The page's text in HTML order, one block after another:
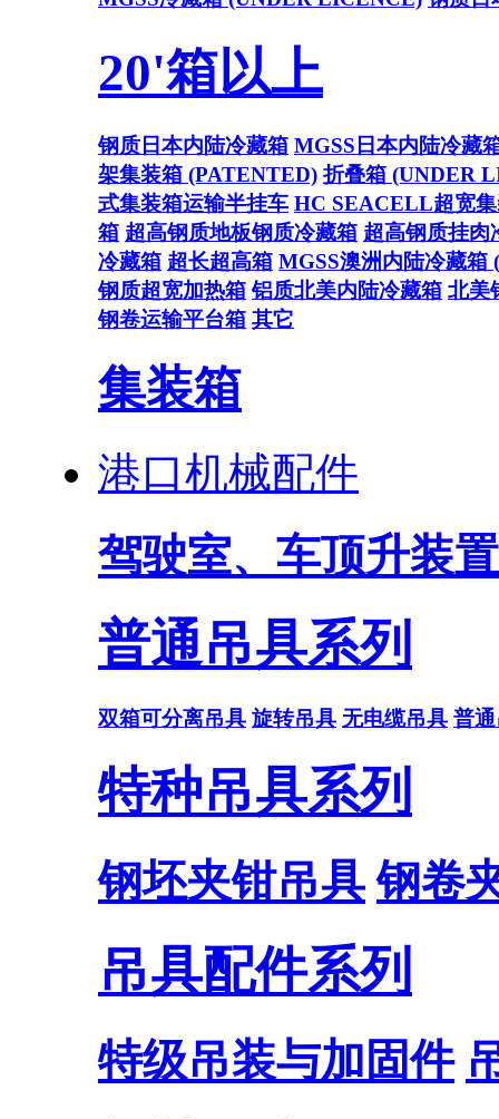
20'箱以上
钢质日本内陆冷藏箱 MGSS日本内陆冷藏
架集装箱 (PATENTED) 折叠箱 (UNDER
式集装箱运输半挂车 HC SEACELL超宽
箱 超高钢质地板钢质冷藏箱 超高钢质挂肉
冷藏箱 超长超高箱 MGSS澳洲内陆冷藏
钢质超宽加热箱 铝质北美内陆冷藏箱 北美
钢卷运输平台箱 其它
集装箱
港口机械配件
驾驶室、车顶升装置
普通吊具系列
双箱可分离吊具 旋转吊具 无电缆吊具 普
特种吊具系列
钢坯夹钳吊具 钢卷
吊具配件系列
特级吊装与加固件